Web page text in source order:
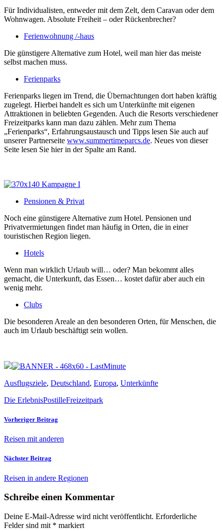
Für Individualisten, entweder mit dem Zelt, dem Caravan oder dem
Wohnwagen. Absolute Freiheit – oder Rückenbrecher?
Ferienwohnung /-haus
Die günstigere Alternative zum Hotel, weil man hier das meiste
selbst machen muss.
Ferienparks
Ferienparks liegen im Trend, die Übernachtungen dort haben kräftig
zugelegt. Hierbei handelt es sich um Unterkünfte mit eigenen
Attraktionen in beliebten Gegenden. Auch die Resorts verschiedener
Freizeitparks kann man dazu zählen. Mehr zum Thema
„Ferienparks“, Erfahrungsaustausch und Tipps lesen Sie auch auf
unserer Partnerseite www.summertimeparcs.de. Neues von dieser
Seite lesen Sie hier in der Spalte am Rand.
Pensionen & Privat
Noch eine günstigere Alternative zum Hotel. Pensionen und
Privatvermietungen findet man häufig in Orten, die in einer
touristischen Region liegen.
Hotels
Wenn man wirklich Urlaub will… oder? Man bekommt alles
gemacht, die Unterkunft, das Essen… kostet dafür aber auch ein
wenig mehr.
Clubs
Die besonderen Areale an den besonderen Orten, für Menschen, die
auch im Urlaub beschäftigt sein wollen.
Ausflugsziele, Deutschland, Europa, Unterkünfte
Die ErlebnisPostilleFreizeitpark
Vorheriger Beitrag
Reisen mit anderen
Nächster Beitrag
Reisen in andere Regionen
Schreibe einen Kommentar
Deine E-Mail-Adresse wird nicht veröffentlicht. Erforderliche
Felder sind mit * markiert